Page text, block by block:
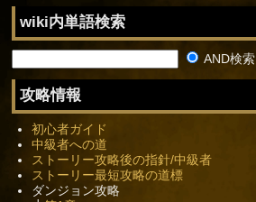
wiki内単語検索
AND検索
攻略情報
初心者ガイド
中級者への道
ストーリー攻略後の指針/中級者
ストーリー最短攻略の道標
ダンジョン攻略